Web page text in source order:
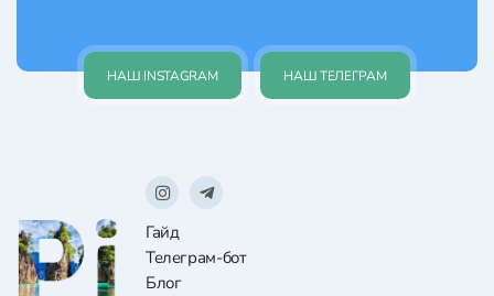
НАШ INSTAGRAM НАШ ТЕЛЕГРАМ
Гайд
Телеграм-бот
Блог